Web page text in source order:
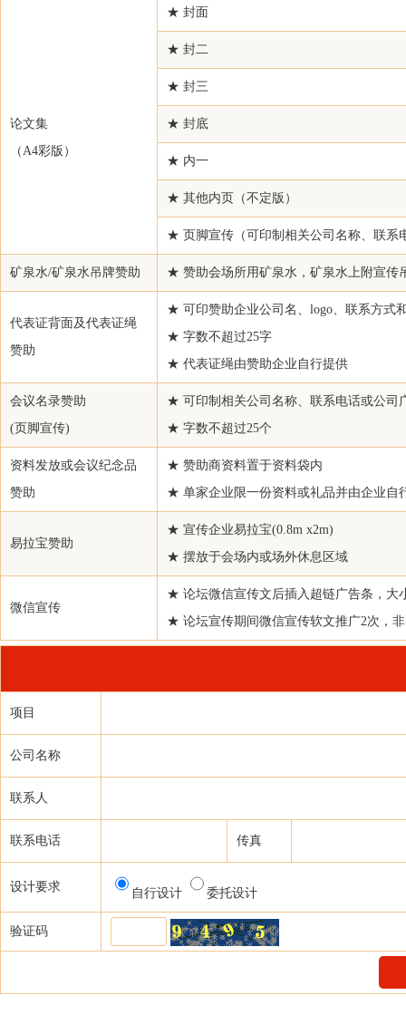
沙伯基础（上海）商贸有限公司
苏州双恒国际贸易有限公司
青岛嘉德瑞工贸有限公司
中国石油天然气股份有限公司西南化工销售分公司
上海中泰多经国际贸易有限责任公司
绍兴华彬石化有限公司
华烁科技股份有限公司葛店分公司
宁波市石化进出口有限公司
厦门国贸集团股份有限公司
浙江金隆贸易发展有限公司
宁波银亿进出口有限公司
常熟市工业进出口贸易有限公司
通辽金煤化工有限公司
张家港保税区长江国际港务有限公司
北京凯新科商贸有限公司
国投安信期货有限公司
浙江三维橡胶制品股份有限公司
港联企业发展（上海）有限公司
拾贝投资管理（北京）有限公司
华润怡宝饮料（中国）有限公司
洋浦国际能源交易中心有限责任公司
道达尔石化（上海）有限责任公司
张家港保税区佳盟贸易有限公司（张家港保税区德威进出口贸
易有限公司）
颖陶国际贸易（上海）有限公司
论文集
（A4彩版）
★ 封面
★ 封二
★ 封三
★ 封底
★ 内一
★ 其他内页（不定版）
★ 页脚宣传（可印制相关公司名称、联系
矿泉水/矿泉水吊牌赞助 ★ 赞助会场所用矿泉水，矿泉水上附宣传
代表证背面及代表证绳
赞助
★ 可印赞助企业公司名、logo、联系方式
★ 字数不超过25字
★ 代表证绳由赞助企业自行提供
会议名录赞助
(页脚宣传)
★ 可印制相关公司名称、联系电话或公司
★ 字数不超过25个
资料发放或会议纪念品
赞助
★ 赞助商资料置于资料袋内
★ 单家企业限一份资料或礼品并由企业自
易拉宝赞助
★ 宣传企业易拉宝(0.8m x2m)
★ 摆放于会场内或场外休息区域
微信宣传
★ 论坛微信宣传文后插入超链广告条，大
★ 论坛宣传期间微信宣传软文推广2次，
项目
公司名称
联系人
联系电话 传真
设计要求 自行设计 委托设计
验证码